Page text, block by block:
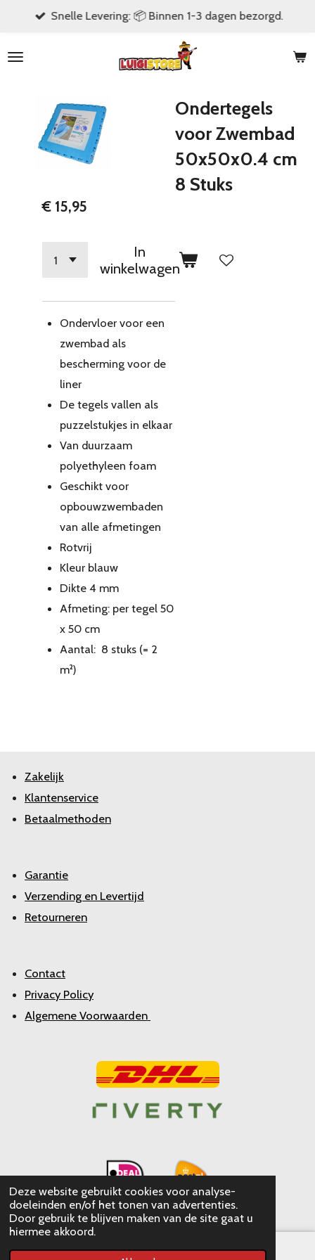
Deze website gebruikt cookies voor analyse-
doeleinden en/of het tonen van advertenties.
Door gebruik te blijven maken van de site gaat u
hiermee akkoord.
naar
Snelle Levering: 📦 Binnen 1-3 dagen bezorgd.
Ondertegels
voor Zwembad
50x50x0.4 cm
8 Stuks
€ 15,95
In
winkelwagen
Ondervloer voor een
zwembad als
bescherming voor de
liner
De tegels vallen als
puzzelstukjes in elkaar
Van duurzaam
polyethyleen foam
Geschikt voor
opbouwzwembaden
van alle afmetingen
Rotvrij
Kleur blauw
Dikte 4 mm
Afmeting: per tegel 50
x 50 cm
Aantal: 8 stuks (= 2
m²)
Zakelijk
Klantenservice
Betaalmethoden
Garantie
Verzending en Levertijd
Retourneren
Contact
Privacy Policy
Algemene Voorwaarden